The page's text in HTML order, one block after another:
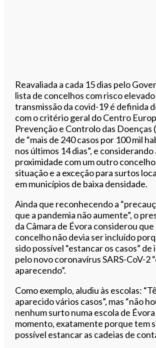
Reavaliada a cada 15 dias pelo
lista de concelhos com risco
transmissão da covid-19 é definida
com o critério geral do Centro
Prevenção e Controlo das Doenças
de “mais de 240 casos por 100 mil
nos últimos 14 dias”, e considerando
proximidade com um outro
situação e a exceção para surtos
em municípios de baixa densidade.
Ainda que reconhecendo a
que a pandemia não aumente”, o
da Câmara de Évora considerou que
concelho não devia ser incluído
sido possível “estancar os casos”
pelo novo coronavírus SARS-CoV-2
aparecendo”.
Como exemplo, aludiu às escolas:
aparecido vários casos”, mas “não
nenhum surto numa escola de
momento, exatamente porque tem
possível estancar as cadeias de